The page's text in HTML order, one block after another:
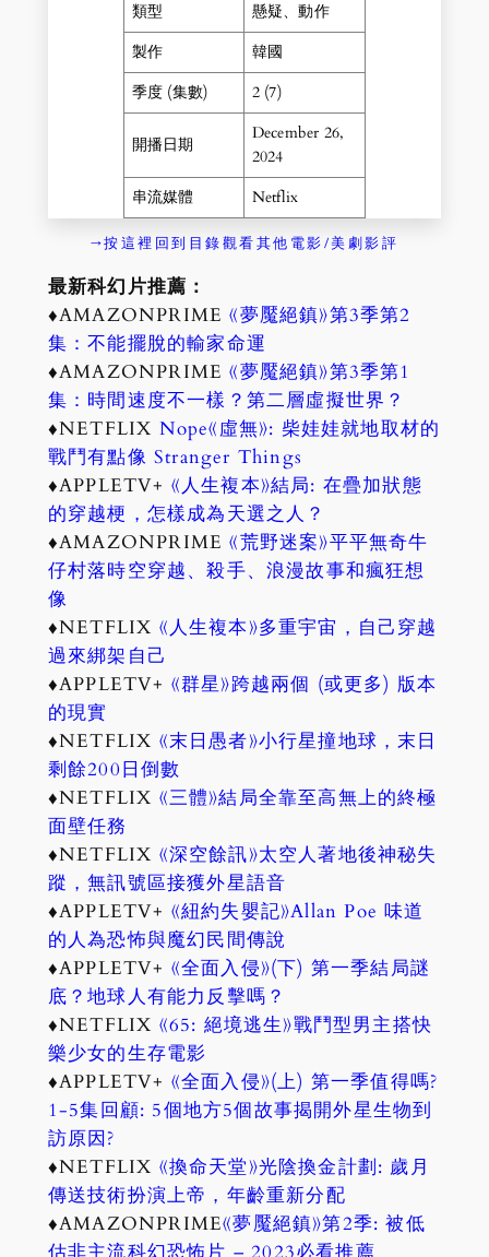
類型
懸疑、動作
製作
韓國
季度 (集數)
2 (7)
開播日期
December 26,
2024
串流媒體
Netflix
→按這裡回到目錄觀看其他電影/美劇影評
最新科幻片推薦：
♦AMAZONPRIME《夢魘絕鎮》第3季第2
集：不能擺脫的輸家命運
♦AMAZONPRIME《夢魘絕鎮》第3季第1
集：時間速度不一樣？第二層虛擬世界？
♦NETFLIX Nope《虛無》: 柴娃娃就地取材的
戰鬥有點像 Stranger Things
♦APPLETV+ 《人生複本》結局: 在疊加狀態
的穿越梗，怎樣成為天選之人？
♦AMAZONPRIME《荒野迷案》平平無奇牛
仔村落時空穿越、殺手、浪漫故事和瘋狂想
像
♦NETFLIX 《人生複本》多重宇宙，自己穿越
過來綁架自己
♦APPLETV+ 《群星》跨越兩個 (或更多) 版本
的現實
♦NETFLIX 《末日愚者》小行星撞地球，末日
剩餘200日倒數
♦NETFLIX 《三體》結局全靠至高無上的終極
面壁任務
♦NETFLIX 《深空餘訊》太空人著地後神秘失
蹤，無訊號區接獲外星語音
♦APPLETV+ 《紐約失嬰記》Allan Poe 味道
的人為恐怖與魔幻民間傳說
♦APPLETV+ 《全面入侵》(下) 第一季結局謎
底？地球人有能力反擊嗎？
♦NETFLIX 《65: 絕境逃生》戰鬥型男主搭快
樂少女的生存電影
♦APPLETV+ 《全面入侵》(上) 第一季值得嗎?
1-5集回顧: 5個地方5個故事揭開外星生物到
訪原因?
♦NETFLIX 《換命天堂》光陰換金計劃: 歲月
傳送技術扮演上帝，年齡重新分配
♦AMAZONPRIME《夢魘絕鎮》第2季: 被低
估非主流科幻恐怖片 – 2023必看推薦